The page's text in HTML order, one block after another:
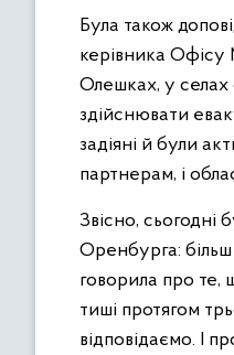
Була також
керівника Офісу
Олешках, у селах
здійснювати
задіяні й були
партнерам, і
Звісно, сьогодні
Оренбурга: більш
говорила про те,
тиші протягом
відповідаємо. І